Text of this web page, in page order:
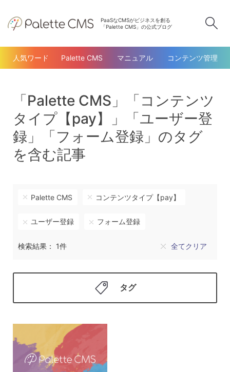
PaaSなCMSがビジネスを創る
「Palette CMS」の公式ブログ
人気ワード Palette CMS マニュアル コンテンツ管理
「Palette CMS」「コンテンツ
タイプ【pay】」「ユーザー登
録」「フォーム登録」のタグ
を含む記事
Palette CMS コンテンツタイプ【pay】
ユーザー登録 フォーム登録
検索結果： 1件 全てクリア
タグ